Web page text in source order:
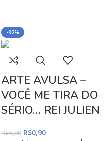
-82%
ARTE AVULSA –
VOCÊ ME TIRA DO
SÉRIO… REI JULIEN
R$5,00 R$0,90